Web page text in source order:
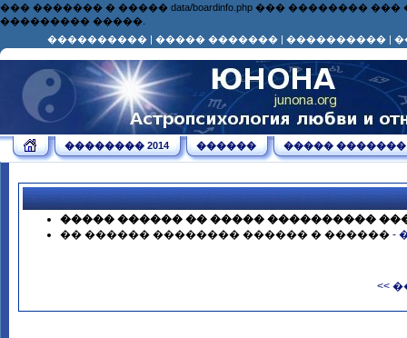
��� ������� � ����� data/boardinfo.php ���
��������� �����.
���������� | ����� ������� | ���������� |
�������� 2014 ������ ����� �������
����� ������ �� ����� ����������
�� ������ �������� ������ � ������ -
<<